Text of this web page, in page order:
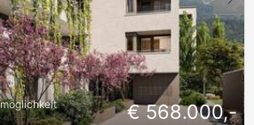
€ 568.000,-